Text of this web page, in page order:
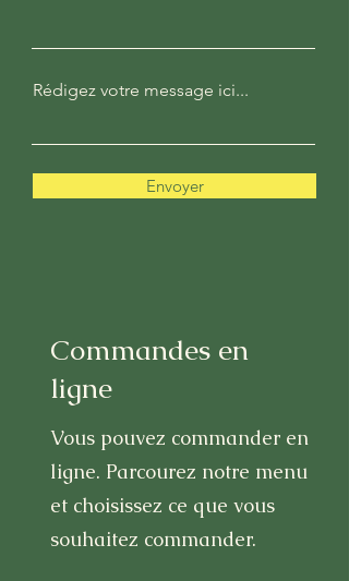
Rédigez votre message ici...
Envoyer
Commandes en
ligne
Vous pouvez commander en
ligne. Parcourez notre menu
et choisissez ce que vous
souhaitez commander.